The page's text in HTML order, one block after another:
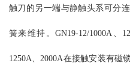
触刀的另一端与静触头系可分
簧来维持。GN19-12/1000A、
1250A、2000A在接触安装有磁